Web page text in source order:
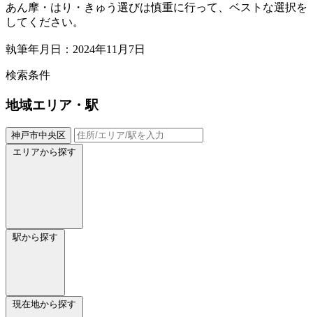
あん摩・はり・きゅう選びは慎重に行って、ベストな選択を
してください。
執筆年月日：2024年11月7日
検索条件
地域エリア・駅
神戸市中央区
エリアから探す
駅から探す
現在地から探す